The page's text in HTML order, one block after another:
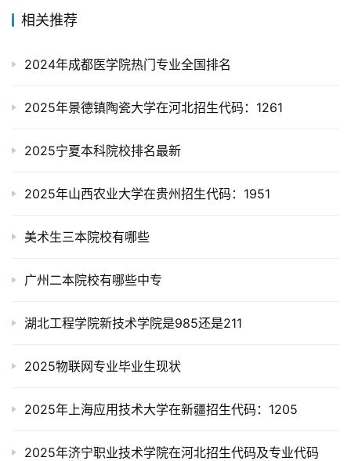
相关推荐
2024年成都医学院热门专业全国排名
2025年景德镇陶瓷大学在河北招生代码：1261
2025宁夏本科院校排名最新
2025年山西农业大学在贵州招生代码：1951
美术生三本院校有哪些
广州二本院校有哪些中专
湖北工程学院新技术学院是985还是211
2025物联网专业毕业生现状
2025年上海应用技术大学在新疆招生代码：1205
2025年济宁职业技术学院在河北招生代码及专业代码